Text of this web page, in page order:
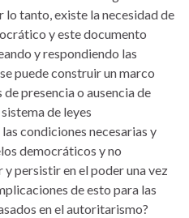
tanto, existe la necesidad de
y este documento
y respondiendo las
puede construir un marco
presencia o ausencia de
de leyes
condiciones necesarias y
democráticos y no
persistir en el poder una vez
de esto para las
​​en el autoritarismo?